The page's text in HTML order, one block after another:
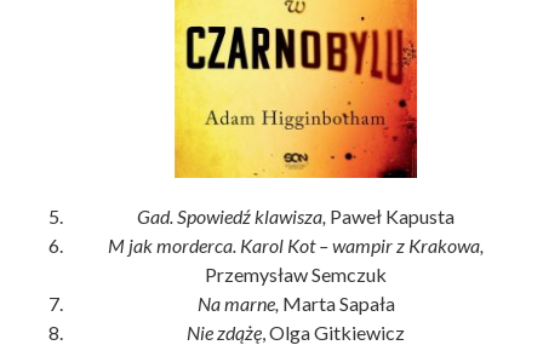
Gad. Spowiedź klawisza, Paweł Kapusta
M jak morderca. Karol Kot – wampir z Krakowa,
Przemysław Semczuk
Na marne, Marta Sapała
Nie zdążę , Olga Gitkiewicz